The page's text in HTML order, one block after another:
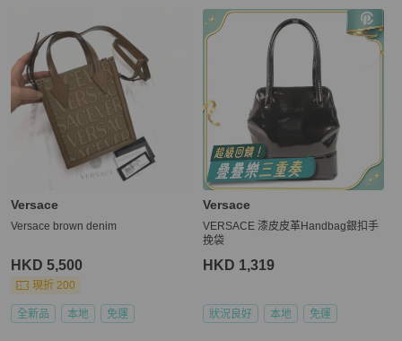
Versace
Versace brown denim
HKD 5,500
現折 200
全新品 本地 免運
Versace
VERSACE 漆皮皮革Handbag銀扣手
挽袋
HKD 1,319
狀況良好 本地 免運